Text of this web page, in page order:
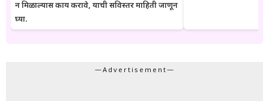
न मिळाल्यास काय करावे, याची सविस्तर माहिती जाणून
घ्या.
—Advertisement—